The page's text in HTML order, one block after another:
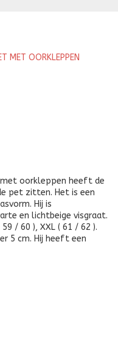
met oorkleppen heeft de
pet zitten. Het is een
Hij is
en lichtbeige visgraat.
/ 60 ), XXL ( 61 / 62 ).
5 cm. Hij heeft een